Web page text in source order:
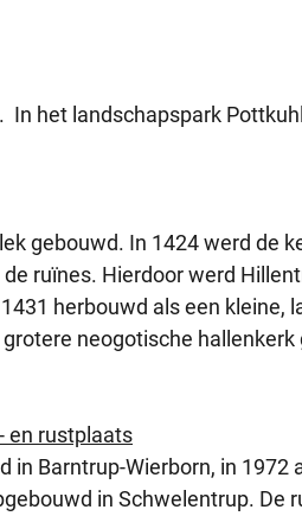
het landschapspark
gebouwd. In 1424 werd de
ruïnes. Hierdoor werd
herbouwd als een kleine,
neogotische
en rustplaats
in Barntrup-Wierborn, in
in Schwelentrup. De